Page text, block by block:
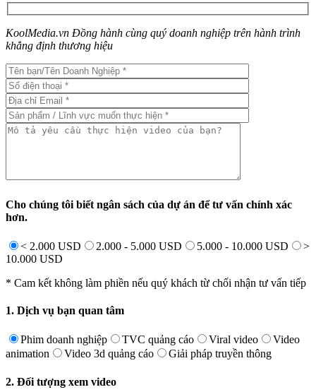
KoolMedia.vn Đồng hành cùng quý doanh nghiệp trên hành trình
khẳng định thương hiệu
Cho chúng tôi biết ngân sách của dự án để tư vấn chính xác
hơn.
< 2.000 USD 2.000 - 5.000 USD 5.000 - 10.000 USD
>
10.000 USD
* Cam kết không làm phiền nếu quý khách từ chối nhận tư vấn tiếp
1. Dịch vụ bạn quan tâm
Phim doanh nghiệp TVC quảng cáo Viral video
Video
animation
Video 3d quảng cáo Giải pháp truyền thông
2. Đối tượng xem video